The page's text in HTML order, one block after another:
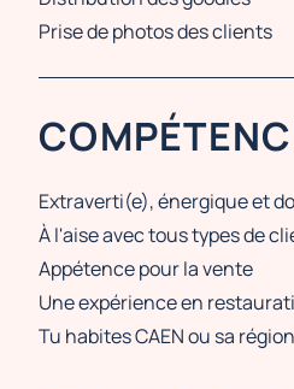
Prise de photos des clients
Extraverti(e), énergique et
À l'aise avec tous types de
Appétence pour la vente
Une expérience en
Tu habites CAEN ou sa